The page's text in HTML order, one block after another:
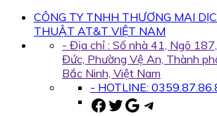
CÔNG TY TNHH THƯƠNG MẠI
THUẬT AT&T VIỆT NAM
- Địa chỉ : Số nhà 41, Ngõ
Đức, Phường Vệ An, Thành
Bắc Ninh, Việt Nam
- HOTLINE:
Facebook
Twitter
Google
Telegram